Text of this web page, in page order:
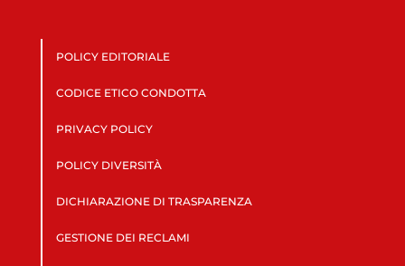
POLICY EDITORIALE
CODICE ETICO CONDOTTA
PRIVACY POLICY
POLICY DIVERSITÀ
DICHIARAZIONE DI TRASPARENZA
GESTIONE DEI RECLAMI